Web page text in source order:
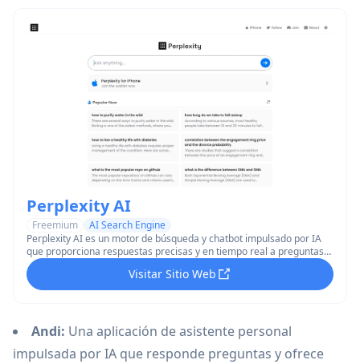
Perplexity AI
Freemium
AI Search Engine
Perplexity AI es un motor de búsqueda y chatbot impulsado por IA
que proporciona respuestas precisas y en tiempo real a preguntas
complejas con citas de fuentes actualizadas.
Visitar Sitio Web
Andi: Una aplicación de asistente personal
impulsada por IA que responde preguntas y ofrece